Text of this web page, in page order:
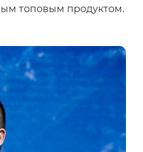
топовым продуктом.